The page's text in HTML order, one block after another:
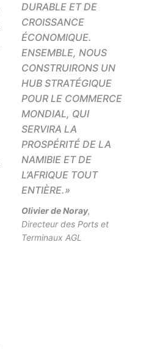
DURABLE ET DE
CROISSANCE
ÉCONOMIQUE.
ENSEMBLE, NOUS
CONSTRUIRONS UN
HUB STRATÉGIQUE
POUR LE COMMERCE
MONDIAL, QUI
SERVIRA LA
PROSPÉRITÉ DE LA
NAMIBIE ET DE
L’AFRIQUE TOUT
ENTIÈRE.»
Olivier de Noray,
Directeur des Ports et
Terminaux AGL